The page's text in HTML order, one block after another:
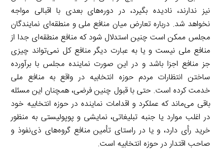
نیز ندارند، نادیده بگیرد، در دوره‌های بعدی با اقبالی مواجه
نخواهد شد. درباره تعارض میان منافع ملی و منطقه‌ای نمایندگان
مجلس ممکن است چنین استدلال شود که منافع منطقه‌ای جدا از
منافع ملی نیست و یا به عبارت دیگر منافع کل نمی‌تواند چیزی
جز منافع اجزا باشد و در این صورت نماینده مجلس با برآورده
ساختن انتظارات مردم حوزه انتخابیه در واقع به منافع ملی
خدمت کرده است. حتی با قبول چنین فرضی، همچنان این مسئله
باقی می‌ماند که عملکرد و اقدامات نماینده در حوزه انتخابیه خود
در اغلب موارد یا جنبه تبلیغاتی، نمایشی و پوپولیستی به منظور
خرید رأی دارد، و یا در راستای تأمین منافع گروه‌های ذی‌نفوذ و
صاحب اقتدار در حوزه انتخابیه است.